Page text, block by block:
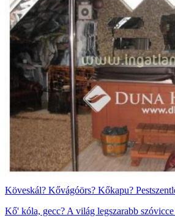
Köveskál? Kővágóörs? Kőkapu?
Kő' kóla, gecc? A világ legszarabb